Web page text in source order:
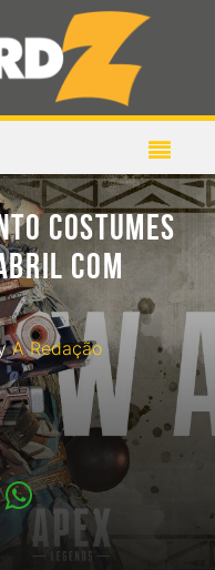
COSTUMES
COM
A Redação